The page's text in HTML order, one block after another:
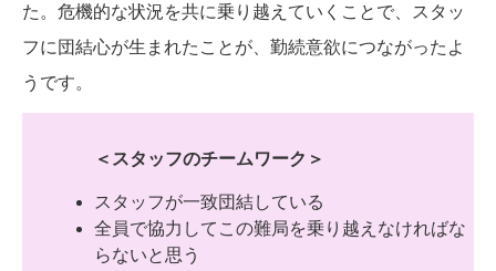
た。危機的な状況を共に乗り越えていくことで、スタッ
フに団結心が生まれたことが、勤続意欲につながったよ
うです。
＜スタッフのチームワーク＞
スタッフが一致団結している
全員で協力してこの難局を乗り越えなければな
らないと思う